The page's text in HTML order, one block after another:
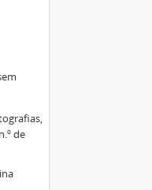
de